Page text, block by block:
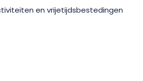
en vrijetijdsbestedingen